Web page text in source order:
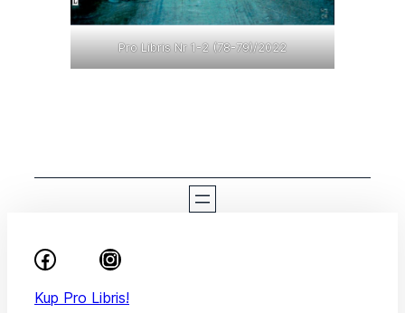
Pro Libris Nr 1-2 (78-79)/2022
Kup Pro Libris!